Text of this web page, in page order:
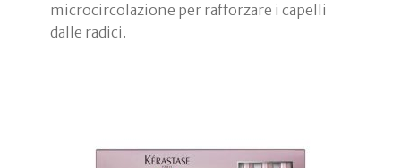
microcircolazione per rafforzare i capelli
dalle radici.